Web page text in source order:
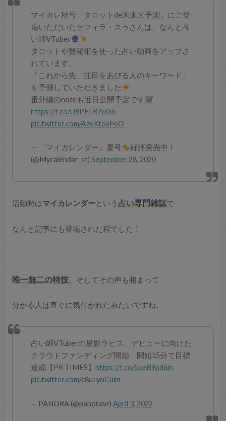
マイカレ秋号「タロットde未来大予測」にご登
場いただいたセフィラ・スゥさんは、なんと占
い師VTuber
タロットや数秘術を使った占い動画をアップさ
れています。
「これから先、注目をあびる人のキーワード」
を予測していただきました
番外編のnoteも近日公開予定です
https://t.co/U8PELRZuG6
pic.twitter.com/AzeKtoxFoO
— 「マイカレンダー」夏号
好評発売中！
(@Mycalendar_st)September 28, 2020
活動時はマイカレンダーという 占い専門雑誌で
なんと記事にも登場された程でした！
唯一無二の特技、そしてその声も相まって
分かる人は直ぐに気付かれたみたいですね。
占い師VTuberの星影ラピス、デビューに向けた
クラウドファンディング開始 開始15分で目標
達成【PR TIMES】https://t.co/5xeB9pd6in
pic.twitter.com/c8uLyoCuim
— PANORA (@panoravr)April 3, 2022